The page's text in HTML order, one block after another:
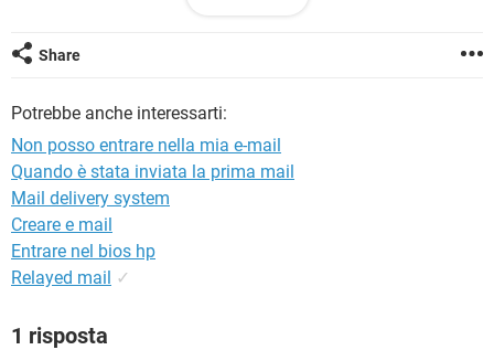
Share
Potrebbe anche interessarti:
Non posso entrare nella mia e-mail
Quando è stata inviata la prima mail
Mail delivery system
Creare e mail
Entrare nel bios hp
Relayed mail ✓
1 risposta